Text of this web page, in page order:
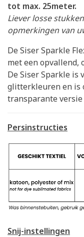
tot max. 25meter.
Liever losse
opmerkingen van
De Siser Sparkle
met een opvallend,
De Siser Sparkle is
glitterkleuren en is
transparante versie
Persinstructies
Snij-instellingen